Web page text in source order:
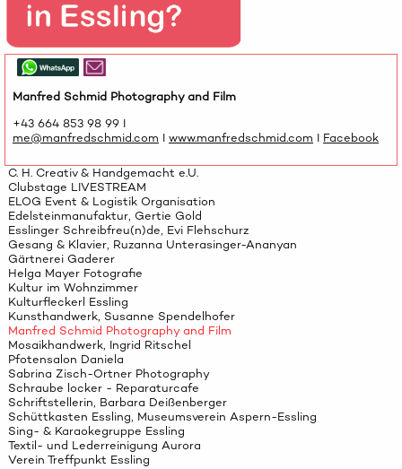
Manfred Schmid Photography and Film
+43 664 853 98 99 I
me@manfredschmid.com I www.manfredschmid.com I Facebook
C. H. Creativ & Handgemacht e.U.
Clubstage LIVESTREAM
ELOG Event & Logistik Organisation
Edelsteinmanufaktur, Gertie Gold
Esslinger Schreibfreu(n)de, Evi Flehschurz
Gesang & Klavier, Ruzanna Unterasinger-Ananyan
Gärtnerei Gaderer
Helga Mayer Fotografie
Kultur im Wohnzimmer
Kulturfleckerl Essling
Kunsthandwerk, Susanne Spendelhofer
Manfred Schmid Photography and Film
Mosaikhandwerk, Ingrid Ritschel
Pfotensalon Daniela
Sabrina Zisch-Ortner Photography
Schraube locker - Reparaturcafe
Schriftstellerin, Barbara Deißenberger
Schüttkasten Essling, Museumsverein Aspern-Essling
Sing- & Karaokegruppe Essling
Textil- und Lederreinigung Aurora
Verein Treffpunkt Essling